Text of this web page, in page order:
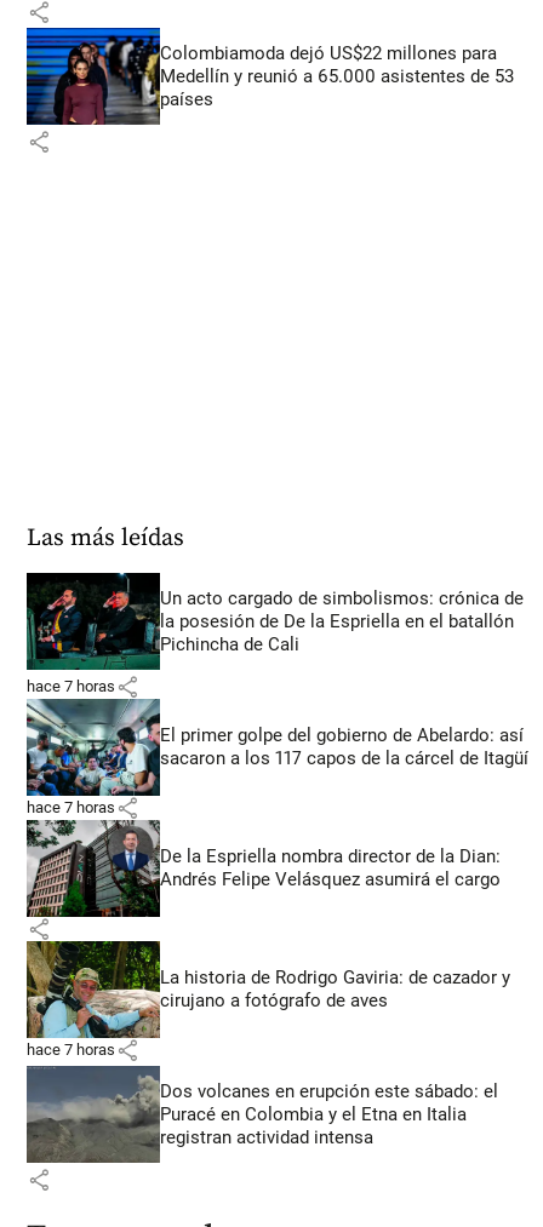
share
Colombiamoda dejó US$22 millones para
Medellín y reunió a 65.000 asistentes de 53
países
share
Las más leídas
Un acto cargado de simbolismos: crónica de
la posesión de De la Espriella en el batallón
Pichincha de Cali
hace 7 horas share
El primer golpe del gobierno de Abelardo: así
sacaron a los 117 capos de la cárcel de Itagüí
hace 7 horas share
De la Espriella nombra director de la Dian:
Andrés Felipe Velásquez asumirá el cargo
share
La historia de Rodrigo Gaviria: de cazador y
cirujano a fotógrafo de aves
hace 7 horas share
Dos volcanes en erupción este sábado: el
Puracé en Colombia y el Etna en Italia
registran actividad intensa
share